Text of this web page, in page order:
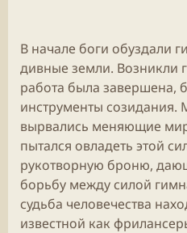
В начале боги обуздали
дивные земли. Возникли
работа была завершена,
инструменты
вырвались меняющие
пытался овладеть этой
рукотворную броню,
борьбу между силой
судьба человечества
известной как